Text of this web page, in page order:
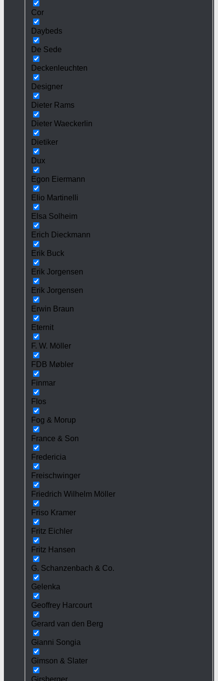
Cor
Daybeds
De Sede
Deckenleuchten
Designer
Dieter Rams
Dieter Waeckerlin
Dietiker
Dux
Egon Eiermann
Elio Martinelli
Elsa Solheim
Erich Dieckmann
Erik Buck
Erik Jorgensen
Erik Jorgensen
Erwin Braun
Eternit
F. W. Möller
FDB Møbler
Finmar
Flos
Fog & Morup
France & Son
Fredericia
Freischwinger
Friedrich Wilhelm Möller
Friso Kramer
Fritz Eichler
Fritz Hansen
G. Schanzenbach & Co.
Gelenka
Geoffrey Harcourt
Gerard van den Berg
Gianni Songia
Gimson & Slater
Girsberger